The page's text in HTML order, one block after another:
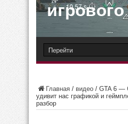
Главная / видео / GTA 6 —
удивит нас графикой и
разбор